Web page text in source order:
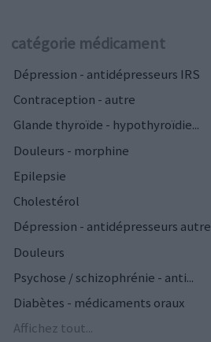
catégorie médicament
Dépression - antidépresseurs IRS
Contraception - autre
Glande thyroïde - hypothyroïdie...
Douleurs - morphine
Epilepsie
Cholestérol
Dépression - antidépresseurs autre
Douleurs
Psychose / schizophrénie - anti...
Diabètes - médicaments oraux
Affichez tout...